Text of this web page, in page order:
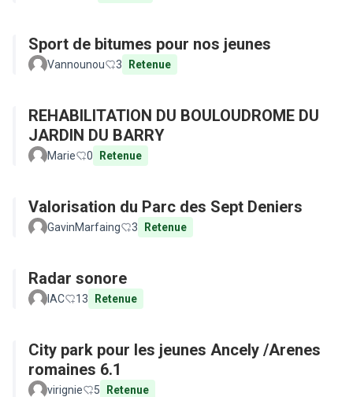
Sport de bitumes pour nos jeunes
Vannounou 3 Retenue
REHABILITATION DU BOULOUDROME DU
JARDIN DU BARRY
Marie 0 Retenue
Valorisation du Parc des Sept Deniers
GavinMarfaing 3 Retenue
Radar sonore
IAC 13 Retenue
City park pour les jeunes Ancely /Arenes
romaines 6.1
virignie 5 Retenue